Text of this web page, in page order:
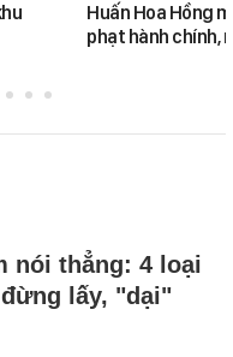
Huấn Hoa Hồng
phạt hành chính,
nói thẳng: 4 loại
lấy, "dại"